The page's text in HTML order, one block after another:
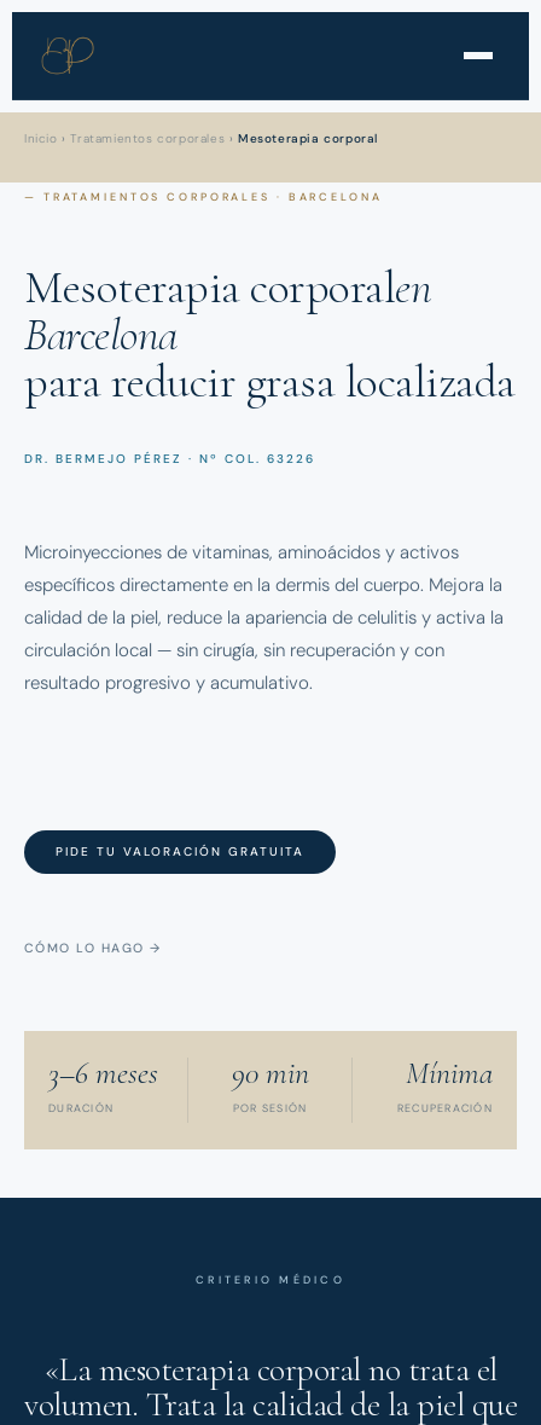
Inicio ›Tratamientos corporales ›Mesoterapia corporal
— TRATAMIENTOS CORPORALES · BARCELONA
Mesoterapia corporalen
Barcelona
para reducir grasa localizada
DR. BERMEJO PÉREZ · Nº COL. 63226
Microinyecciones de vitaminas, aminoácidos y activos
específicos directamente en la dermis del cuerpo. Mejora la
calidad de la piel, reduce la apariencia de celulitis y activa la
circulación local — sin cirugía, sin recuperación y con
resultado progresivo y acumulativo.
PIDE TU VALORACIÓN GRATUITA
CÓMO LO HAGO →
3–6 meses
DURACIÓN
90 min
POR SESIÓN
Mínima
RECUPERACIÓN
CRITERIO MÉDICO
«La mesoterapia corporal no trata el
volumen. Trata la calidad de la piel que